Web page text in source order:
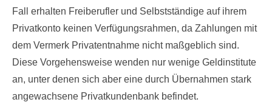
Fall erhalten Freiberufler und Selbstständige auf ihrem
Privatkonto keinen Verfügungsrahmen, da Zahlungen mit
dem Vermerk Privatentnahme nicht maßgeblich sind.
Diese Vorgehensweise wenden nur wenige Geldinstitute
an, unter denen sich aber eine durch Übernahmen stark
angewachsene Privatkundenbank befindet.